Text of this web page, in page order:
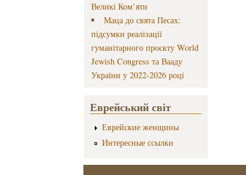
Великі Ком’яти
Маца до свята Песах:
підсумки реалізації
гуманітарного проєкту World
Jewish Congress та Вааду
України у 2022-2026 році
Еврейський світ
Еврейские женщины
Интересные ссылки